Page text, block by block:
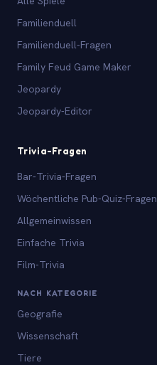
Familienduell
Familienduell-Fragen
Family Feud Game Maker
Jeopardy
Jeopardy-Editor
Trivia-Fragen
Bar-Trivia-Fragen
Wöchentliche Pub-Quiz-Fragen
Allgemeinwissen
Einfache Trivia
Film-Trivia
NACH KATEGORIE
Geografie
Wissenschaft
Tiere